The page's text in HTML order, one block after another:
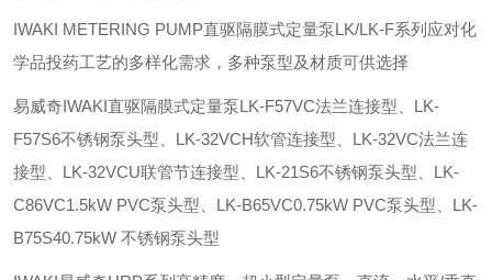
IWAKI METERING PUMP直驱隔膜式定量泵LK/LK-F系列应对化
学品投药工艺的多样化需求，多种泵型及材质可供选择
易威奇IWAKI直驱隔膜式定量泵LK-F57VC法兰连接型、LK-
F57S6不锈钢泵头型、LK-32VCH软管连接型、LK-32VC法兰连
接型、LK-32VCU联管节连接型、LK-21S6不锈钢泵头型、LK-
C86VC1.5kW PVC泵头型、LK-B65VC0.75kW PVC泵头型、LK-
B75S40.75kW 不锈钢泵头型